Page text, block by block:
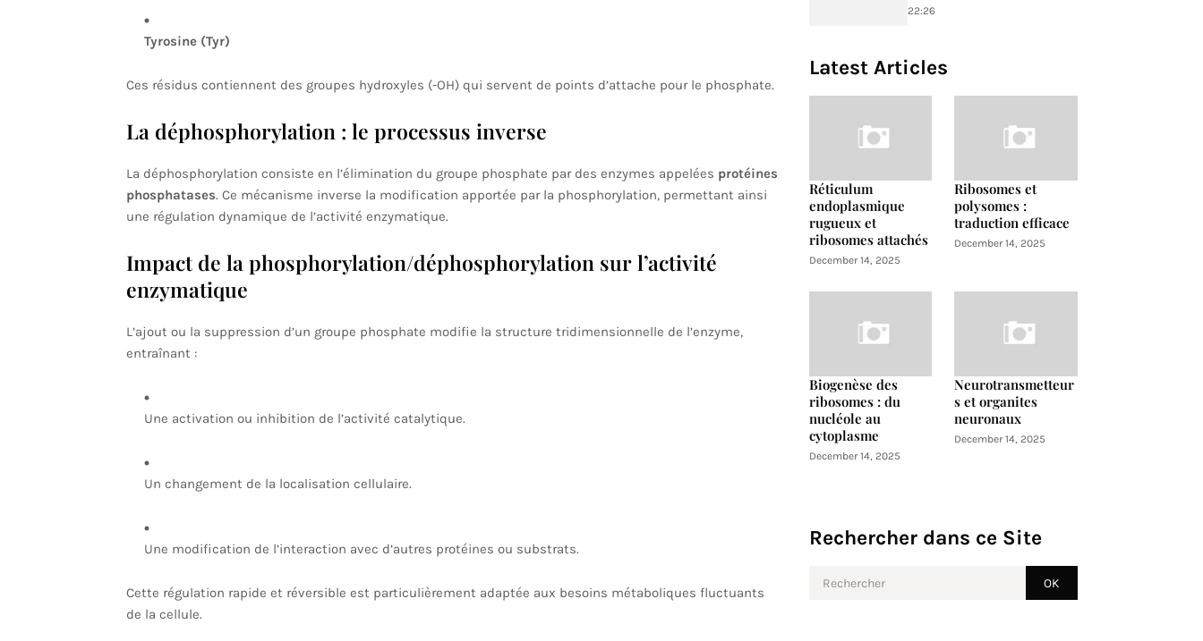
Tyrosine (Tyr)
Ces résidus contiennent des groupes hydroxyles (-OH) qui servent de points d’attache pour le phosphate.
La déphosphorylation : le processus inverse
La déphosphorylation consiste en l’élimination du groupe phosphate par des enzymes appelées protéines
phosphatases. Ce mécanisme inverse la modification apportée par la phosphorylation, permettant ainsi
une régulation dynamique de l’activité enzymatique.
Impact de la phosphorylation/déphosphorylation sur l’activité
enzymatique
L’ajout ou la suppression d’un groupe phosphate modifie la structure tridimensionnelle de l’enzyme,
entraînant :
Une activation ou inhibition de l’activité catalytique.
Un changement de la localisation cellulaire.
Une modification de l’interaction avec d’autres protéines ou substrats.
Cette régulation rapide et réversible est particulièrement adaptée aux besoins métaboliques fluctuants
de la cellule.
22:26
Latest Articles
Réticulum
endoplasmique
rugueux et
ribosomes attachés
December 14, 2025
Ribosomes et
polysomes :
traduction efficace
December 14, 2025
Biogenèse des
ribosomes : du
nucléole au
cytoplasme
December 14, 2025
Neurotransmetteur
s et organites
neuronaux
December 14, 2025
Rechercher dans ce Site